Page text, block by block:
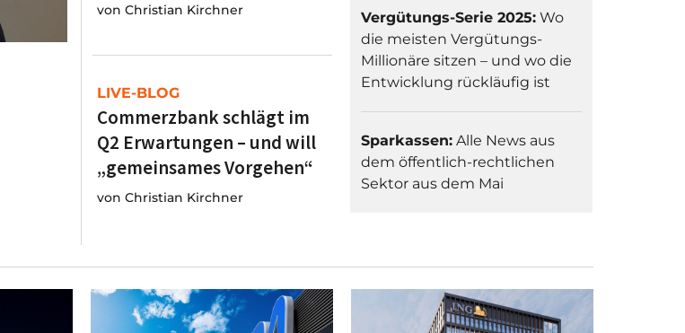
von Christian Kirchner
LIVE-BLOG
Commerzbank schlägt im
Q2 Erwartungen – und will
„gemeinsames Vorgehen“
von Christian Kirchner
Vergütungs-Serie 2025: Wo
die meisten Vergütungs-
Millionäre sitzen – und wo die
Entwicklung rückläufig ist
Sparkassen: Alle News aus
dem öffentlich-rechtlichen
Sektor aus dem Mai